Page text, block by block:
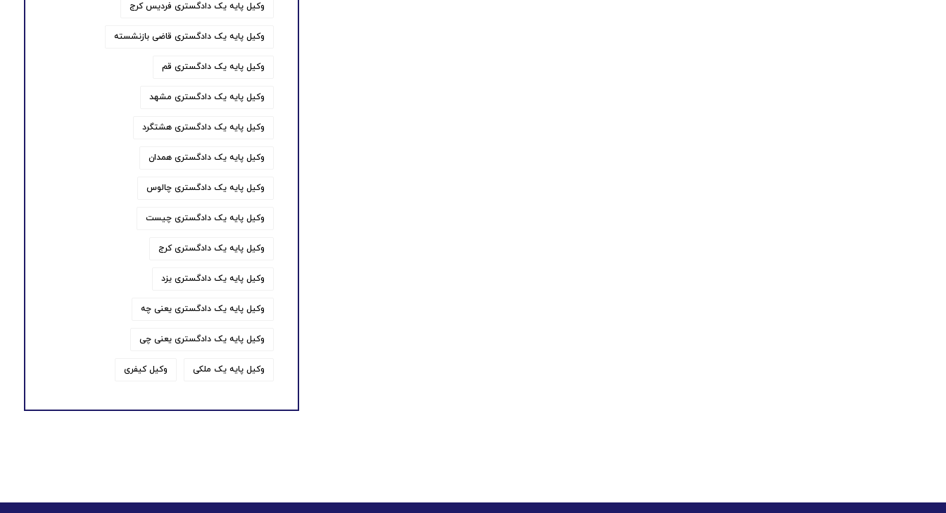
وکیل پایه یک دادگستری فردیس کرج
وکیل پایه یک دادگستری قاضی بازنشسته
وکیل پایه یک دادگستری قم
وکیل پایه یک دادگستری مشهد
وکیل پایه یک دادگستری هشتگرد
وکیل پایه یک دادگستری همدان
وکیل پایه یک دادگستری چالوس
وکیل پایه یک دادگستری چیست
وکیل پایه یک دادگستری کرج
وکیل پایه یک دادگستری یزد
وکیل پایه یک دادگستری یعنی چه
وکیل پایه یک دادگستری یعنی چی
وکیل پایه یک ملکی وکیل کیفری